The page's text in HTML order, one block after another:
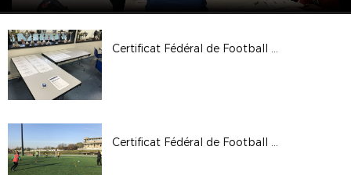
Certificat Fédéral de Football 1: Module U9 (Mineur)
Certificat Fédéral de Football 1 : Module U11 ES16